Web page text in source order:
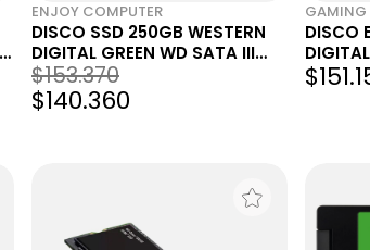
ENJOY COMPUTER
DISCO SSD 250GB WESTERN
DIGITAL GREEN WD SATA III
2.5"
$153.370
$140.360
GAMING
DISCO